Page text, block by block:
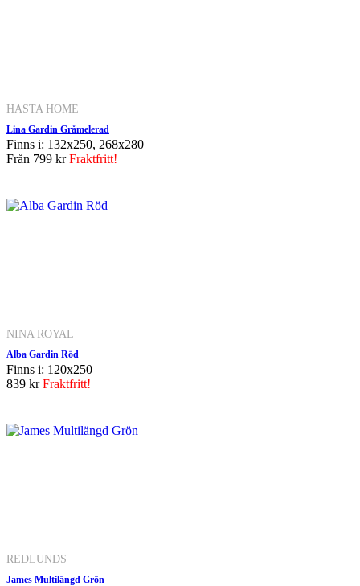
HASTA HOME
Lina Gardin Gråmelerad
Finns i: 132x250, 268x280
Från 799 krFraktfritt!
NINA ROYAL
Alba Gardin Röd
Finns i: 120x250
839 krFraktfritt!
REDLUNDS
James Multilängd Grön